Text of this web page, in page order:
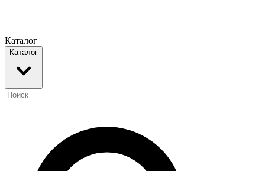
Каталог
Каталог